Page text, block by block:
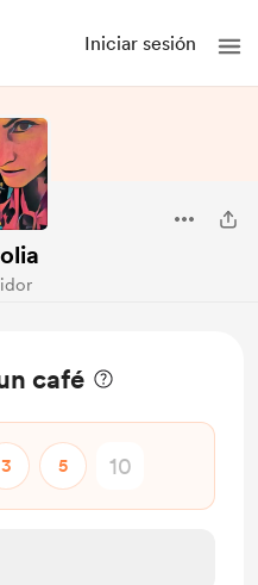
Iniciar sesión
café
3 5